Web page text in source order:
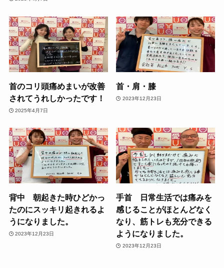
首のコリ頭痛めまいが改善
されてうれしかったです！
2025年4月7日
首・肩・膝
2023年12月23日
背中 朝起きた時ひどかっ
たのにスッキリ起きれるよ
うになりました。
2023年12月23日
手首 日常生活では痛みを
感じることがほとんどなく
なり、筋トレも充分できる
ようになりました。
2023年12月23日